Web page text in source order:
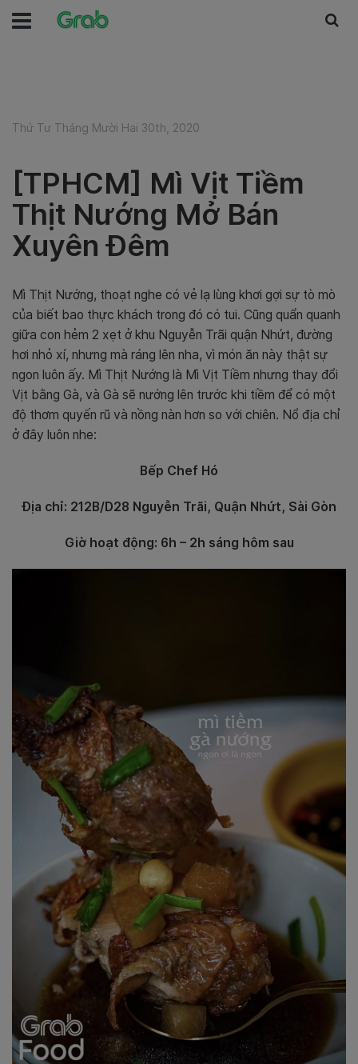
Thứ Tư Tháng Mười Hai 30th, 2020
[TPHCM] Mì Vịt Tiềm
Thịt Nướng Mở Bán
Xuyên Đêm
Mì Thịt Nướng, thoạt nghe có vẻ lạ lùng khơi gợi sự tò mò
của biết bao thực khách trong đó có tui. Cũng quẩn quanh
giữa con hẻm 2 xẹt ở khu Nguyễn Trãi quận Nhứt, đường
hơi nhỏ xí, nhưng mà ráng lên nha, vì món ăn này thật sự
ngon luôn ấy. Mì Thịt Nướng là Mì Vịt Tiềm nhưng thay đổi
Vịt bằng Gà, và Gà sẽ nướng lên trước khi tiềm để có một
độ thơm quyến rũ và nồng nàn hơn so với chiên. Nổ địa chỉ
ở đây luôn nhe:
Bếp Chef Hó
Địa chỉ: 212B/D28 Nguyễn Trãi, Quận Nhứt, Sài Gòn
Giờ hoạt động: 6h – 2h sáng hôm sau